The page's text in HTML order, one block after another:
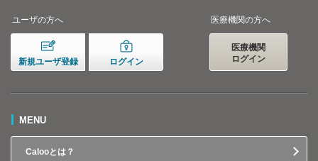
ユーザの方へ
新規ユーザ登録 ログイン
医療機関の方へ
医療機関
ログイン
MENU
Calooとは？